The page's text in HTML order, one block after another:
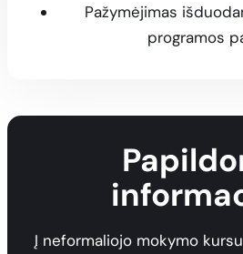
Pažymėjimas
programos
Į neformaliojo mokymo